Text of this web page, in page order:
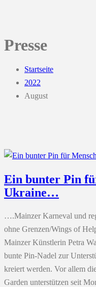
Presse
Startseite
2022
August
Ein bunter Pin
Ukraine…
….Mainzer Karneval und
ohne Grenzen/Wings of
Mainzer Künstlerin Petra
bunte Pin-Nadel zur
kreiert werden. Vor allem
Garden unterstützen seit